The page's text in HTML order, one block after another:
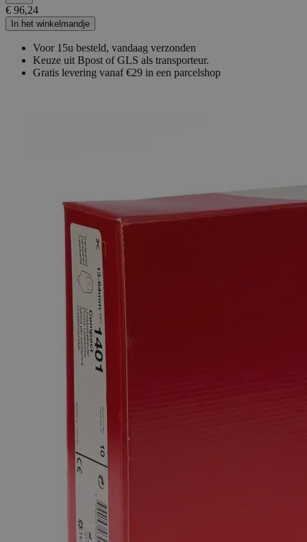
€ 96,24
In het winkelmandje
Voor 15u besteld, vandaag verzonden
Keuze uit Bpost of GLS als transporteur.
Gratis levering vanaf €29 in een parcelshop